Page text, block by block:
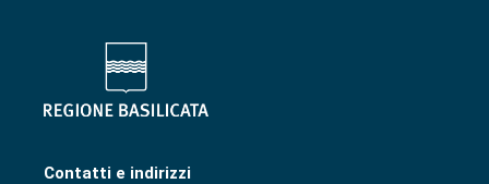
Contatti e indirizzi